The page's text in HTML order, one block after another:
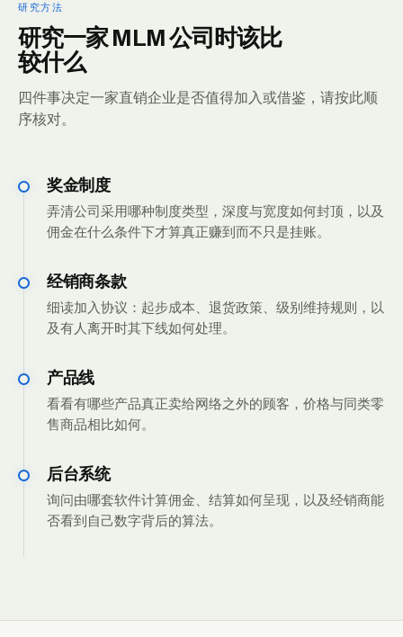
研究方法
研究一家 MLM 公司时该比
较什么
四件事决定一家直销企业是否值得加入或借鉴，请按此顺
序核对。
奖金制度
弄清公司采用哪种制度类型，深度与宽度如何封顶，以及
佣金在什么条件下才算真正赚到而不只是挂账。
经销商条款
细读加入协议：起步成本、退货政策、级别维持规则，以
及有人离开时其下线如何处理。
产品线
看看有哪些产品真正卖给网络之外的顾客，价格与同类零
售商品相比如何。
后台系统
询问由哪套软件计算佣金、结算如何呈现，以及经销商能
否看到自己数字背后的算法。